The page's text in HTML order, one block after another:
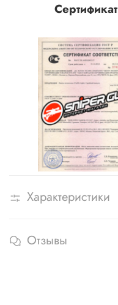
Сертификат
Характеристики
Отзывы